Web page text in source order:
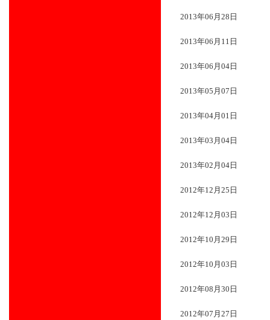
2013年06月28日
2013年06月11日
2013年06月04日
2013年05月07日
2013年04月01日
2013年03月04日
2013年02月04日
2012年12月25日
2012年12月03日
2012年10月29日
2012年10月03日
2012年08月30日
2012年07月27日